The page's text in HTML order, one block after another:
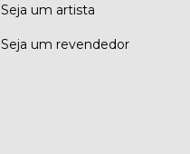
Seja um artista
Seja um revendedor